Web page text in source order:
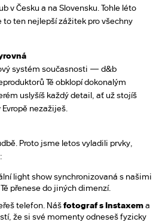
v Česku a na Slovensku. Tohle léto
ten nejlepší zážitek pro všechny
systém současnosti — d&b
Tě obklopí dokonalým
uslyšíš každý detail, ať už stojíš
nezažiješ.
Proto jsme letos vyladili prvky,
light show synchronizovaná s našimi
přenese do jiných dimenzí.
telefon. Nášfotograf s Instaxema
že si své momenty odneseš fyzicky